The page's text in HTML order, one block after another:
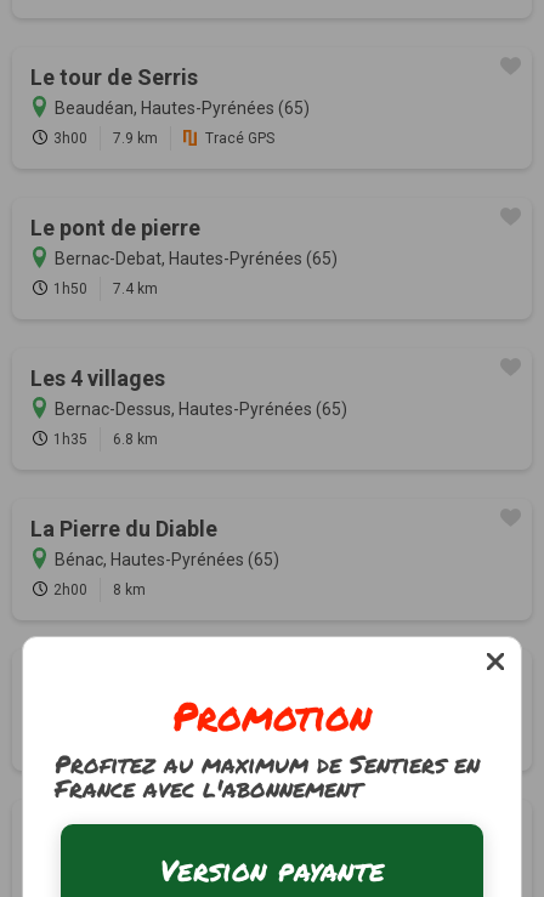
Le tour de Serris
Beaudéan, Hautes-Pyrénées (65)
3h00 7.9 km Tracé GPS
Le pont de pierre
Bernac-Debat, Hautes-Pyrénées (65)
1h50 7.4 km
Les 4 villages
Bernac-Dessus, Hautes-Pyrénées (65)
1h35 6.8 km
La Pierre du Diable
Bénac, Hautes-Pyrénées (65)
2h00 8 km
Bénac, Hautes-Pyrénées (65)
Le chemin des Tumulus
Capvern, Hautes-Pyrénées (65)
Promotion
Profitez au maximum de Sentiers en
France avec l'abonnement
Version payante